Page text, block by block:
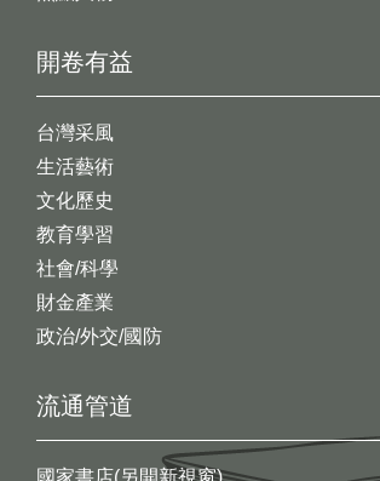
開卷有益
台灣采風
生活藝術
文化歷史
教育學習
社會/科學
財金產業
政治/外交/國防
流通管道
國家書店(另開新視窗)